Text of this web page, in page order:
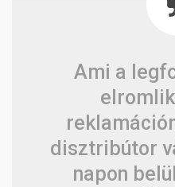
Ami a
disztribútor
napon